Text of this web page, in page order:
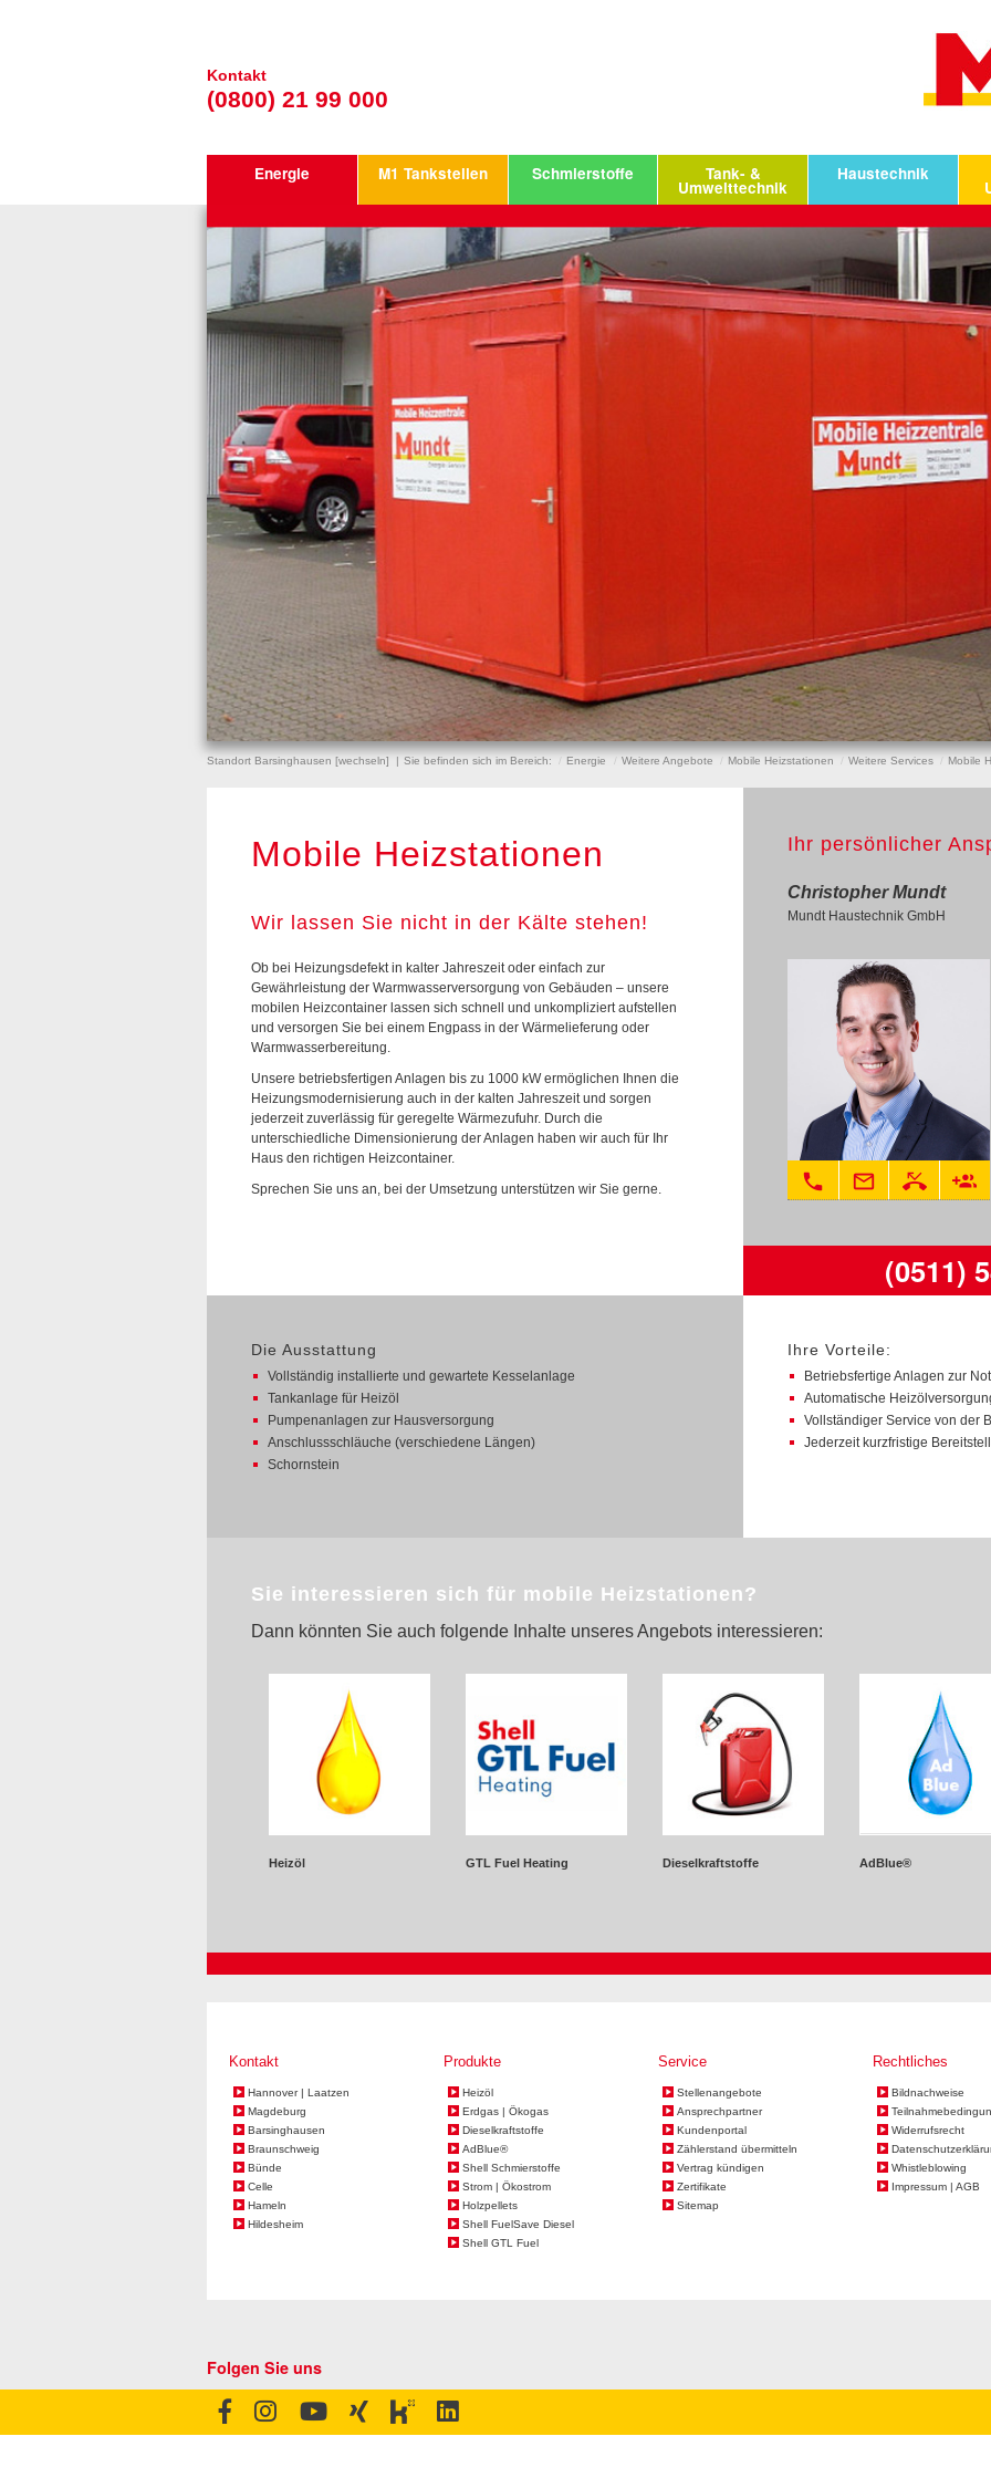
Kontakt
(0800) 21 99 000
Energie M1 Tankstellen Schmierstoffe Tank- &
Umwelttechnik
Haustechnik
Standort Barsinghausen [wechseln] Sie befinden sich im Bereich: Energie Weitere Angebote Mobile Heizstationen Weitere Services Mobile
Mobile Heizstationen
Wir lassen Sie nicht in der Kälte stehen!
Ob bei Heizungsdefekt in kalter Jahreszeit oder einfach zur
Gewährleistung der Warmwasserversorgung von Gebäuden – unsere
mobilen Heizcontainer lassen sich schnell und unkompliziert aufstellen
und versorgen Sie bei einem Engpass in der Wärmelieferung oder
Warmwasserbereitung.
Unsere betriebsfertigen Anlagen bis zu 1000 kW ermöglichen Ihnen die
Heizungsmodernisierung auch in der kalten Jahreszeit und sorgen
jederzeit zuverlässig für geregelte Wärmezufuhr. Durch die
unterschiedliche Dimensionierung der Anlagen haben wir auch für Ihr
Haus den richtigen Heizcontainer.
Sprechen Sie uns an, bei der Umsetzung unterstützen wir Sie gerne.
Ihr persönlicher
Christopher Mundt
Mundt Haustechnik GmbH
phone mail_outline phone_missed group_add
(0511)
Die Ausstattung
Vollständig installierte und gewartete Kesselanlage
Tankanlage für Heizöl
Pumpenanlagen zur Hausversorgung
Anschlussschläuche (verschiedene Längen)
Schornstein
Ihre Vorteile:
Betriebsfertige Anlagen zur
Automatische
Vollständiger Service von der
Jederzeit kurzfristige
Sie interessieren sich für mobile Heizstationen?
Dann könnten Sie auch folgende Inhalte unseres Angebots interessieren:
Heizöl GTL Fuel Heating Dieselkraftstoffe AdBlue®
Kontakt
Hannover | Laatzen
Magdeburg
Barsinghausen
Braunschweig
Bünde
Celle
Hameln
Hildesheim
Produkte
Heizöl
Erdgas | Ökogas
Dieselkraftstoffe
AdBlue®
Shell Schmierstoffe
Strom | Ökostrom
Holzpellets
Shell FuelSave Diesel
Shell GTL Fuel
Service
Stellenangebote
Ansprechpartner
Kundenportal
Zählerstand übermitteln
Vertrag kündigen
Zertifikate
Sitemap
Rechtliches
Bildnachweise
Widerrufsrecht
Whistleblowing
Impressum | AGB
Folgen Sie uns